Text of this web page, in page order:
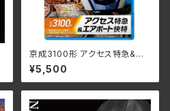
京成3100形 アクセス特急&エ
アポート快特 成田空港〜押
上〜泉岳寺〜羽田空港第1・第2
ターミナル/ビコム ブルーレイ
ay)
¥5,500